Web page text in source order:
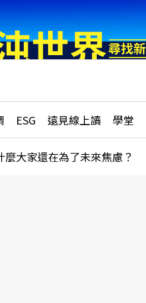
ESG 遠見線上讀 學堂
略
解析
更多訂閱方案
大家還在為了未來焦慮？